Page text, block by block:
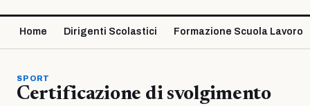
Home Dirigenti Scolastici Formazione Scuola Lavoro
SPORT
Certificazione di svolgimento